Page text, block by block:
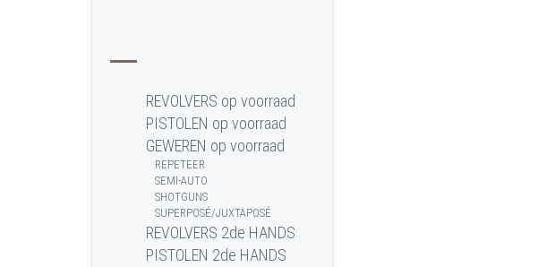
REVOLVERS op voorraad
PISTOLEN op voorraad
GEWEREN op voorraad
REPETEER
SEMI-AUTO
SHOTGUNS
SUPERPOSÉ/JUXTAPOSÉ
REVOLVERS 2de HANDS
PISTOLEN 2de HANDS